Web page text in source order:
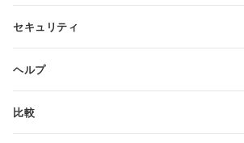
翻訳者向け
セキュリティ
ヘルプ
ヘルプ・センター
比較